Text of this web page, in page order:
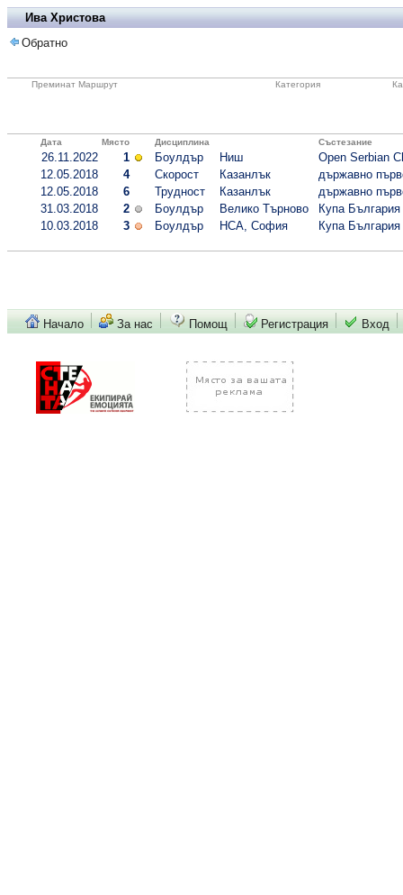
Ива Христова
Обратно
Преминат Маршрут Категория
Дата Място Дисциплина Състезание
26.11.2022 1 Боулдър Ниш
Open Serbian
12.05.2018
4 Скорост Казанлък
държавно
12.05.2018
6 Трудност Казанлък
държавно
31.03.2018
2 Боулдър Велико Търново
Купа
10.03.2018
3 Боулдър НСА, София Купа
Начало За нас Помощ Регистрация Вход